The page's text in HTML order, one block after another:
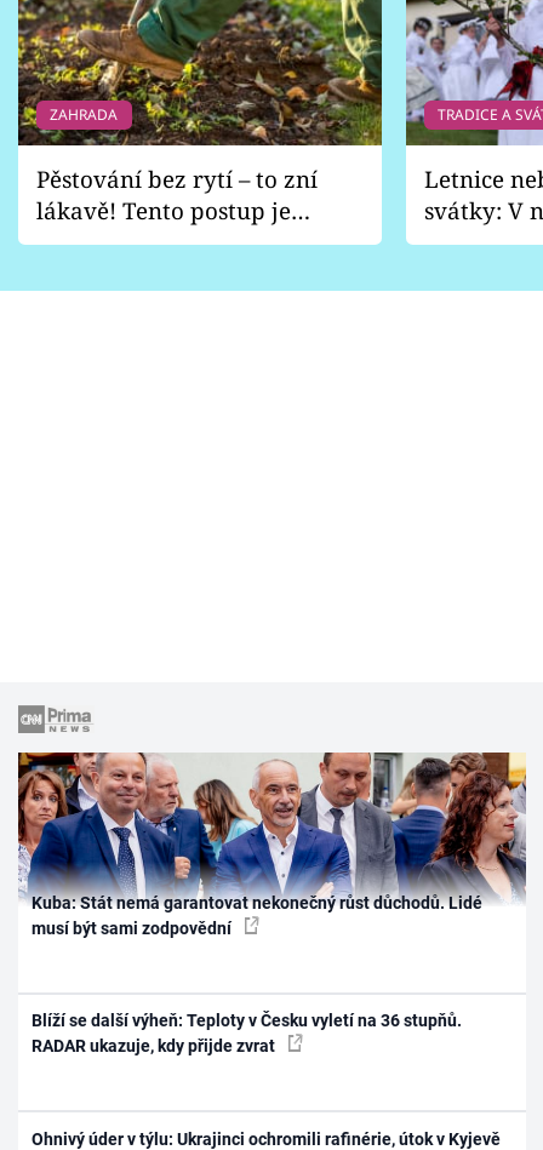
ZAHRADA
Pěstování bez rytí – to zní
lákavě! Tento postup je
vhodný jen pro některé
TRADICE A
Letnice
svátky: V
pondělí
Kuba: Stát nemá garantovat nekonečný růst důchodů. Lidé
musí být sami zodpovědní
Blíží se další výheň: Teploty v Česku vyletí na 36 stupňů.
RADAR ukazuje, kdy přijde zvrat
Ohnivý úder v týlu: Ukrajinci ochromili rafinérie, útok v Kyjevě